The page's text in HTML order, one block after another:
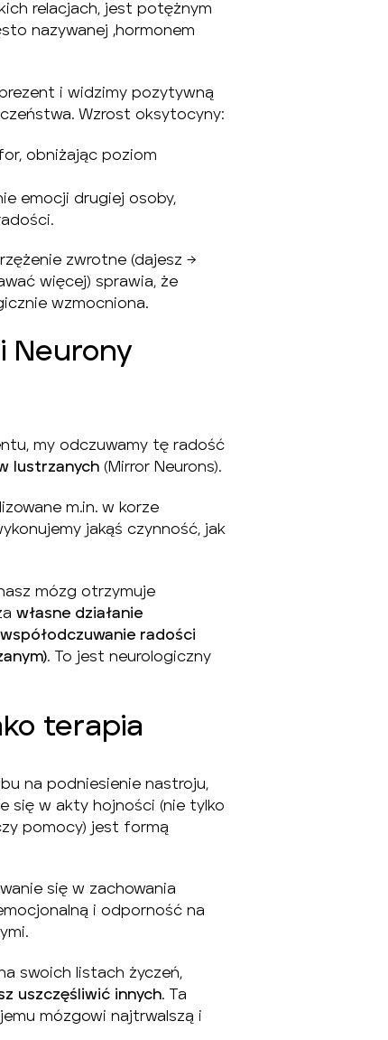
relacjach, jest potężnym
nazywanej „hormonem
i widzimy pozytywną
Wzrost oksytocyny:
obniżając poziom
emocji drugiej osoby,
zwrotne (dajesz →
więcej) sprawia, że
wzmocniona.
Neurony
my odczuwamy tę radość
lustrzanych (Mirror Neurons).
m.in. w korze
jakąś czynność, jak
mózg otrzymuje
własne działanie
współodczuwanie radości
. To jest neurologiczny
terapia
na podniesienie nastroju,
się w akty hojności (nie tylko
pomocy) jest formą
się w zachowania
i odporność na
swoich listach życzeń,
uszczęśliwić innych. Ta
mózgowi najtrwalszą i